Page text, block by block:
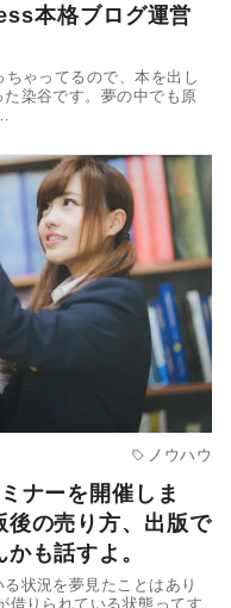
本格ブログ運営
ゃってるので、本を出し
染谷です。夢の中でも原
ノウハウ
ナーを開催しま
後の売り方、出版で
も話すよ。
状況を夢見たことはあり